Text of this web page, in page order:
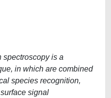
spectroscopy is a
in which are combined
species recognition,
signal